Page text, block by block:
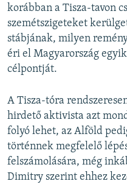
korábban a Tisza-tavon
szemétszigeteket
stábjának, milyen
éri el Magyarország
célpontját.
A Tisza-tóra
hirdető aktivista azt
folyó lehet, az Alföld
történnek megfelelő
felszámolására, még
Dimitry szerint ehhez